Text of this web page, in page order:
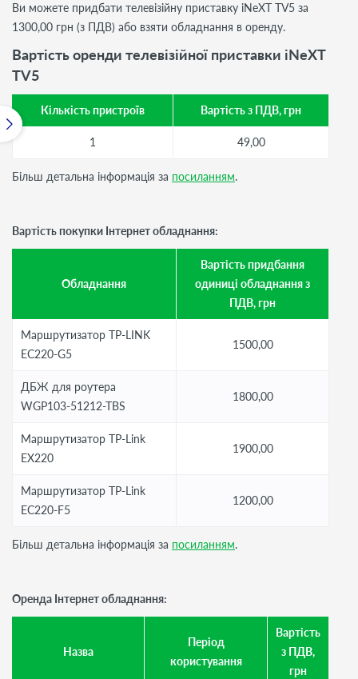
Ви можете придбати телевізійну приставку iNeXT TV5 за
1300,00 грн (з ПДВ) або взяти обладнання в оренду.
Вартість оренди телевізійної приставки iNeXT
TV5
Кількість пристроїв Вартість з ПДВ, грн
1 49,00
Більш детальна інформація за посиланням.
Вартість покупки Інтернет обладнання:
Обладнання
Вартість придбання
одиниці обладнання з
ПДВ, грн
Маршрутизатор TP-LINK
EC220-G5
1500,00
ДБЖ для роутера
WGP103-51212-TBS
1800,00
Маршрутизатор TP-Link
EX220
1900,00
Маршрутизатор TP-Link
EC220-F5
1200,00
Більш детальна інформація за посиланням.
Оренда Інтернет обладнання:
Назва
Період
користування
Вартість
з ПДВ,
грн